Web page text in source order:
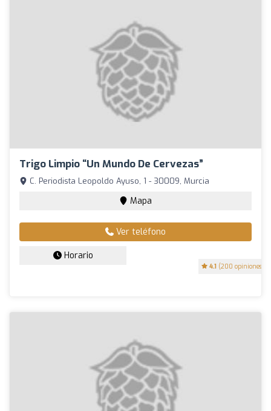
Trigo Limpio “Un Mundo De Cervezas”
4.1 (200 opiniones)
C. Periodista Leopoldo Ayuso, 1 - 30009, Murcia
Mapa
Ver teléfono
Horario